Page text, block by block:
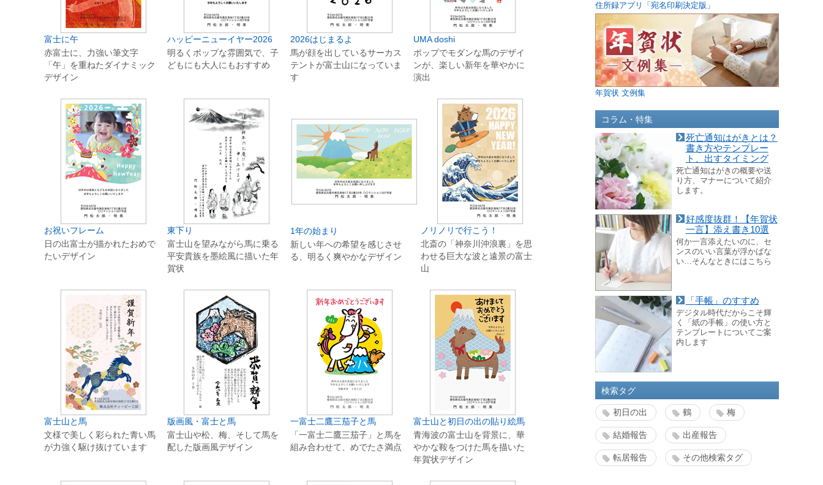
富士に午
赤富士に、力強い筆文字
「午」を重ねたダイナミック
デザイン
ハッピーニューイヤー2026
明るくポップな雰囲気で、子
どもにも大人にもおすすめ
2026はじまるよ
馬が顔を出しているサーカス
テントが富士山になっていま
す
UMA doshi
ポップでモダンな馬のデザイ
ンが、楽しい新年を華やかに
演出
お祝いフレーム
日の出富士が描かれたおめで
たいデザイン
東下り
富士山を望みながら馬に乗る
平安貴族を墨絵風に描いた年
賀状
1年の始まり
新しい年への希望を感じさせ
る、明るく爽やかなデザイン
ノリノリで行こう！
北斎の「神奈川沖浪裏」を思
わせる巨大な波と遠景の富士
山
富士山と馬
文様で美しく彩られた青い馬
が力強く駆け抜けています
版画風・富士と馬
富士山や松、梅、そして馬を
配した版画風デザイン
一富士二鷹三茄子と馬
「一富士二鷹三茄子」と馬を
組み合わせて、めでたさ満点
富士山と初日の出の貼り絵馬
青海波の富士山を背景に、華
かな鞍をつけた馬を描いた
年賀状デザイン
住所録アプリ「宛名印刷決定版」
年賀状 文例集
コラム・特集
死亡通知はがきとは？
書き方やテンプレー
ト、出すタイミング
死亡通知はがきの概要や送
り方、マナーについて紹介
します。
好感度抜群！【年賀状
一言】添え書き10選
何か一言添えたいのに、セ
ンスのいい言葉が浮かばな
い…そんなときにはこちら
「手帳」のすすめ
デジタル時代だからこそ輝
く「紙の手帳」の使い方と
テンプレートについてご案
内します
検索タグ
初日の出 鶴 梅
結婚報告 出産報告
転居報告 その他検索タグ